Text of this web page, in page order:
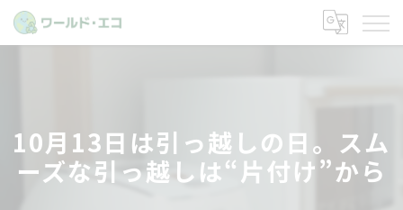
10月13日は引っ越しの日。スム
ーズな引っ越しは“片付け”から